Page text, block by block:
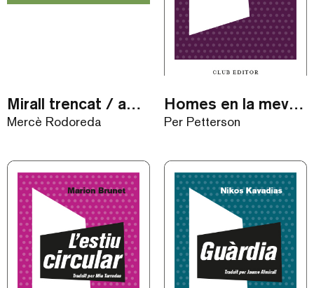
Mirall trencat / audiollibre
Mercè Rodoreda
Homes en la meva situació / ebook
Per Petterson